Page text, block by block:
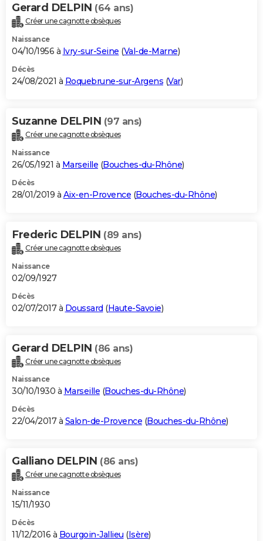
Carte de Noël
Carte Bonne année
Carte Saint-Valentin
Carte Pâques
Carte d'anniversaire
DICTIONNAIRE
Dictionnaire
Biographies
Citations
Expressions
Proverbes
PROGRAMME TV
S'inscrire
Se connecter
Lycées
Collèges
Primaires
Universités
Entreprises
Service militaire
Avis de recherche
AVIS DE DÉCÈS
Bricolage
Lifestyle
Culture
Sport
Auto
Television
Voyage
Cinema
Gerard DELPIN (64 ans)
Créer une cagnotte obsèques
Naissance
04/10/1956 à Ivry-sur-Seine (Val-de-Marne)
Décès
24/08/2021 à Roquebrune-sur-Argens (Var)
Suzanne DELPIN (97 ans)
Créer une cagnotte obsèques
Naissance
26/05/1921 à Marseille (Bouches-du-Rhône)
Décès
28/01/2019 à Aix-en-Provence (Bouches-du-Rhône)
Frederic DELPIN (89 ans)
Créer une cagnotte obsèques
Naissance
02/09/1927
Décès
02/07/2017 à Doussard (Haute-Savoie)
Gerard DELPIN (86 ans)
Créer une cagnotte obsèques
Naissance
30/10/1930 à Marseille (Bouches-du-Rhône)
Décès
22/04/2017 à Salon-de-Provence (Bouches-du-Rhône)
Galliano DELPIN (86 ans)
Créer une cagnotte obsèques
Naissance
15/11/1930
Décès
11/12/2016 à Bourgoin-Jallieu (Isère)